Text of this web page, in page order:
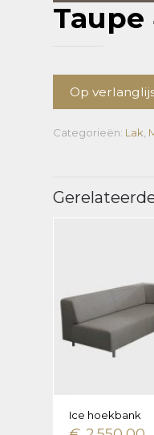
Taupe
Op
Categorieën: Lak
Ice hoekbank